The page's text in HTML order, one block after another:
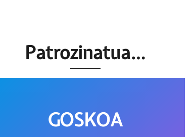
Patrozinatua…
GOSKOA